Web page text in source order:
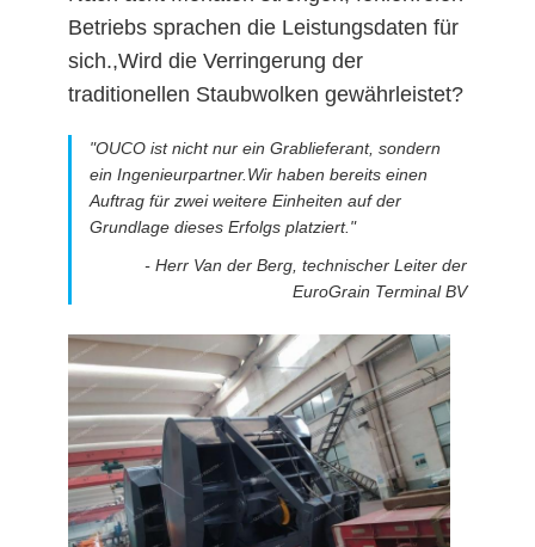
Betriebs sprachen die Leistungsdaten für
sich.,Wird die Verringerung der
traditionellen Staubwolken gewährleistet?
"OUCO ist nicht nur ein Grablieferant, sondern
ein Ingenieurpartner.Wir haben bereits einen
Auftrag für zwei weitere Einheiten auf der
Grundlage dieses Erfolgs platziert."
- Herr Van der Berg, technischer Leiter der
EuroGrain Terminal BV